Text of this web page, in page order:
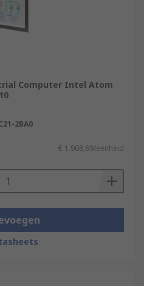
Computer Intel Atom
2BA0
€ 1.908,89/eenheid